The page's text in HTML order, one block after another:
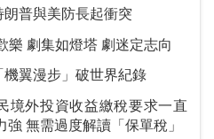
普與美防長起衝突
愛·回家「速遞」十載歡樂 劇集如燈塔 劇迷定志向
機翼漫步」破世界紀錄
境外投資收益繳稅要求一直
存在 港保險產品競爭力強 無需過度解讀「保單稅」